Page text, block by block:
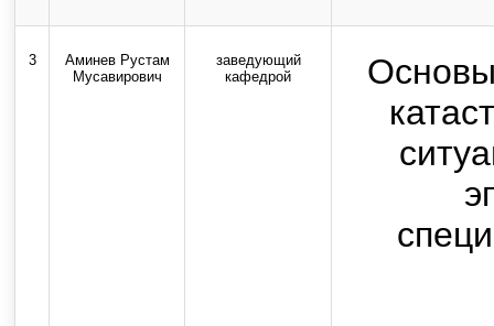
3
Аминев Рустам
Мусавирович
заведующий
кафедрой